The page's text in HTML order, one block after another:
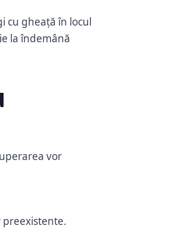
cu gheață în locul
la îndemână
vor
preexistente.